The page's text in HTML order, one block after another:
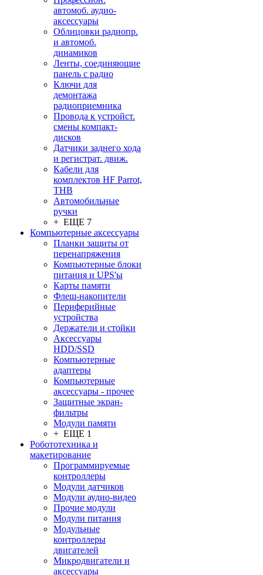
автомоб. аудио-
аксессуары
Облицовки радиопр.
и автомоб.
динамиков
Ленты, соединяющие
панель с радио
Ключи для
демонтажа
радиоприемника
Провода к устройст.
смены компакт-
дисков
Датчики заднего хода
и регистрат. движ.
Кабели для
комплектов HF Parrot,
THB
Автомобильные
ручки
+ ЕЩЕ 7
Компьютерные аксессуары
Планки защиты от
перенапряжения
Компьютерные блоки
питания и UPS'ы
Карты памяти
Флеш-накопители
Периферийные
устройства
Держатели и стойки
Аксессуары
HDD/SSD
Компьютерные
адаптеры
Компьютерные
аксессуары - прочее
Защитные экран-
фильтры
Модули памяти
+ ЕЩЕ 1
Робототехника и
макетирование
Программируемые
контроллеры
Модули датчиков
Модули аудио-видео
Прочие модули
Модули питания
Модульные
контроллеры
двигателей
Микродвигатели и
аксессуары